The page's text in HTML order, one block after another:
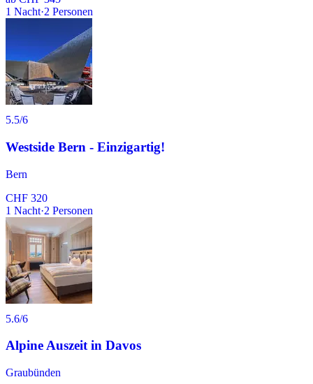
1 Nacht·2 Personen
5.5/6
Westside Bern - Einzigartig!
Bern
CHF 320
1 Nacht·2 Personen
5.6/6
Alpine Auszeit in Davos
Graubünden